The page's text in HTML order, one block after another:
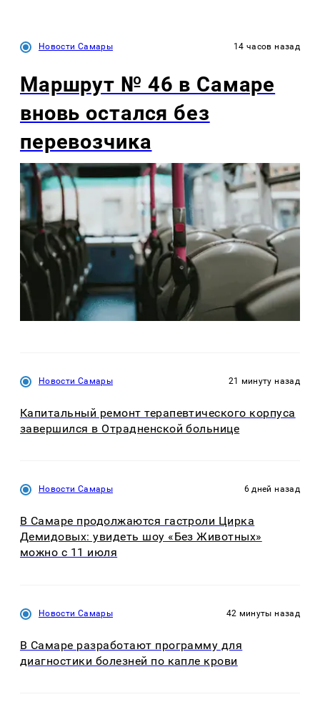
Новости Самары 14 часов назад
Маршрут № 46 в Самаре
вновь остался без
перевозчика
Новости Самары 21 минуту назад
Капитальный ремонт терапевтического корпуса
завершился в Отрадненской больнице
Новости Самары 6 дней назад
В Самаре продолжаются гастроли Цирка
Демидовых: увидеть шоу «Без Животных»
можно с 11 июля
Новости Самары 42 минуты назад
В Самаре разработают программу для
диагностики болезней по капле крови